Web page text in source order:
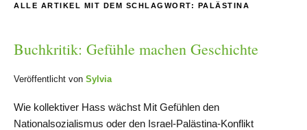
ALLE ARTIKEL MIT DEM SCHLAGWORT: PALÄSTINA
Buchkritik: Gefühle machen Geschichte
Veröffentlicht von Sylvia
Wie kollektiver Hass wächst Mit Gefühlen den
Nationalsozialismus oder den Israel-Palästina-Konflikt